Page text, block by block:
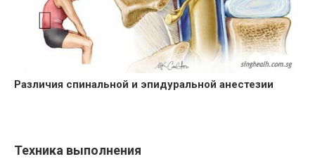
Различия спинальной и эпидуральной анестезии
Техника выполнения